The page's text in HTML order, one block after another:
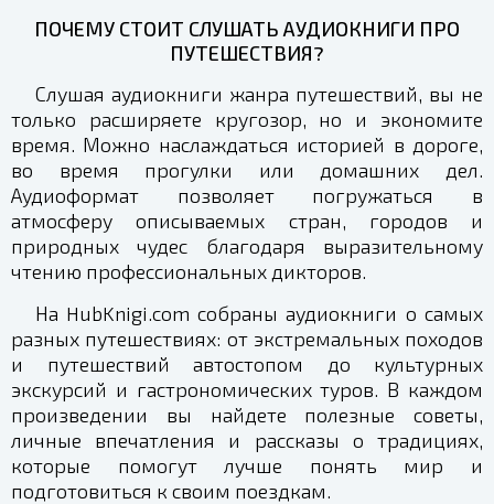
ПОЧЕМУ СТОИТ СЛУШАТЬ АУДИОКНИГИ ПРО
ПУТЕШЕСТВИЯ?
Слушая аудиокниги жанра путешествий, вы не
только расширяете кругозор, но и экономите
время. Можно наслаждаться историей в дороге,
во время прогулки или домашних дел.
Аудиоформат позволяет погружаться в
атмосферу описываемых стран, городов и
природных чудес благодаря выразительному
чтению профессиональных дикторов.
На HubKnigi.com собраны аудиокниги о самых
разных путешествиях: от экстремальных походов
и путешествий автостопом до культурных
экскурсий и гастрономических туров. В каждом
произведении вы найдете полезные советы,
личные впечатления и рассказы о традициях,
которые помогут лучше понять мир и
подготовиться к своим поездкам.